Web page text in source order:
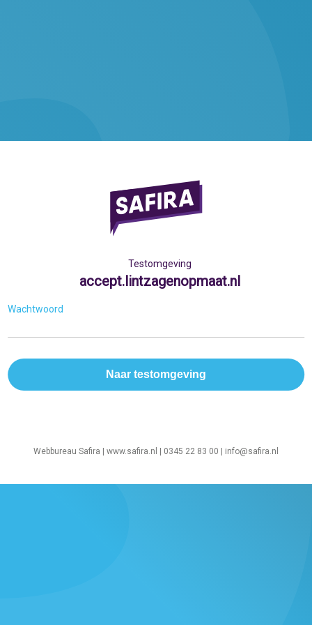
Testomgeving
accept.lintzagenopmaat.nl
Wachtwoord
Webbureau Safira | www.safira.nl | 0345 22 83 00 | info@safira.nl